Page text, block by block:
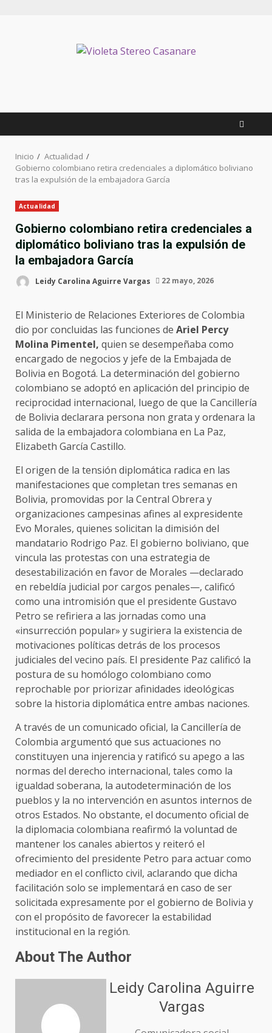
Inicio
Actualidad
Gobierno colombiano retira credenciales a diplomático boliviano
tras la expulsión de la embajadora García
Actualidad
Gobierno colombiano retira credenciales a
diplomático boliviano tras la expulsión de
la embajadora García
Leidy Carolina Aguirre Vargas 22 mayo, 2026
El Ministerio de Relaciones Exteriores de Colombia
dio por concluidas las funciones de Ariel Percy
Molina Pimentel, quien se desempeñaba como
encargado de negocios y jefe de la Embajada de
Bolivia en Bogotá. La determinación del gobierno
colombiano se adoptó en aplicación del principio de
reciprocidad internacional, luego de que la Cancillería
de Bolivia declarara persona non grata y ordenara la
salida de la embajadora colombiana en La Paz,
Elizabeth García Castillo.
El origen de la tensión diplomática radica en las
manifestaciones que completan tres semanas en
Bolivia, promovidas por la Central Obrera y
organizaciones campesinas afines al expresidente
Evo Morales, quienes solicitan la dimisión del
mandatario Rodrigo Paz. El gobierno boliviano, que
vincula las protestas con una estrategia de
desestabilización en favor de Morales —declarado
en rebeldía judicial por cargos penales—, calificó
como una intromisión que el presidente Gustavo
Petro se refiriera a las jornadas como una
«insurrección popular» y sugiriera la existencia de
motivaciones políticas detrás de los procesos
judiciales del vecino país. El presidente Paz calificó la
postura de su homólogo colombiano como
reprochable por priorizar afinidades ideológicas
sobre la historia diplomática entre ambas naciones.
A través de un comunicado oficial, la Cancillería de
Colombia argumentó que sus actuaciones no
constituyen una injerencia y ratificó su apego a las
normas del derecho internacional, tales como la
igualdad soberana, la autodeterminación de los
pueblos y la no intervención en asuntos internos de
otros Estados. No obstante, el documento oficial de
la diplomacia colombiana reafirmó la voluntad de
mantener los canales abiertos y reiteró el
ofrecimiento del presidente Petro para actuar como
mediador en el conflicto civil, aclarando que dicha
facilitación solo se implementará en caso de ser
solicitada expresamente por el gobierno de Bolivia y
con el propósito de favorecer la estabilidad
institucional en la región.
About The Author
Leidy Carolina Aguirre
Vargas